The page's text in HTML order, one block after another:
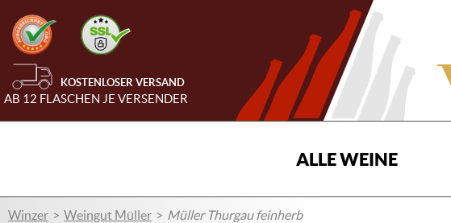
KOSTENLOSER VERSAND
AB 12 FLASCHEN JE VERSENDER
ALLE WEINE
Winzer Weingut Müller Müller Thurgau feinherb